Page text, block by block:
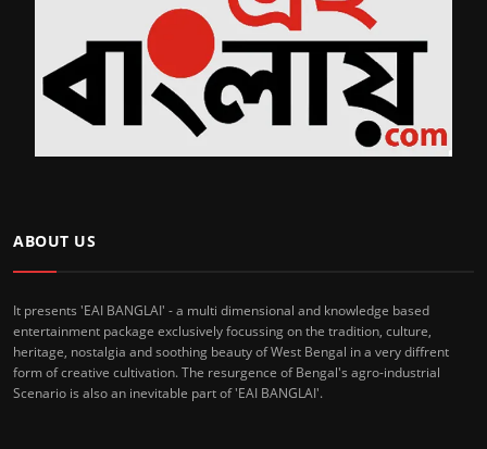
ABOUT US
It presents 'EAI BANGLAI' - a multi dimensional and knowledge based
entertainment package exclusively focussing on the tradition, culture,
heritage, nostalgia and soothing beauty of West Bengal in a very diffrent
form of creative cultivation. The resurgence of Bengal's agro-industrial
Scenario is also an inevitable part of 'EAI BANGLAI'.